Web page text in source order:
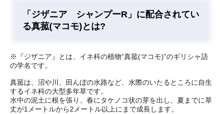
「ジザニア シャンプーR」に配合されてい
る真菰(マコモ)とは?
※『ジザニア』とは、イネ科の植物“真菰(マコモ)”のギリシャ語
の学名です。
真菰は、沼や川、田んぼの水路など、水際のいたるところに自生
するイネ科の大型多年草です。
水中の泥土に根を張り、春にタケノコ状の芽を出し、夏までに草
丈が1メートルから2メートル以上にまで成長します。